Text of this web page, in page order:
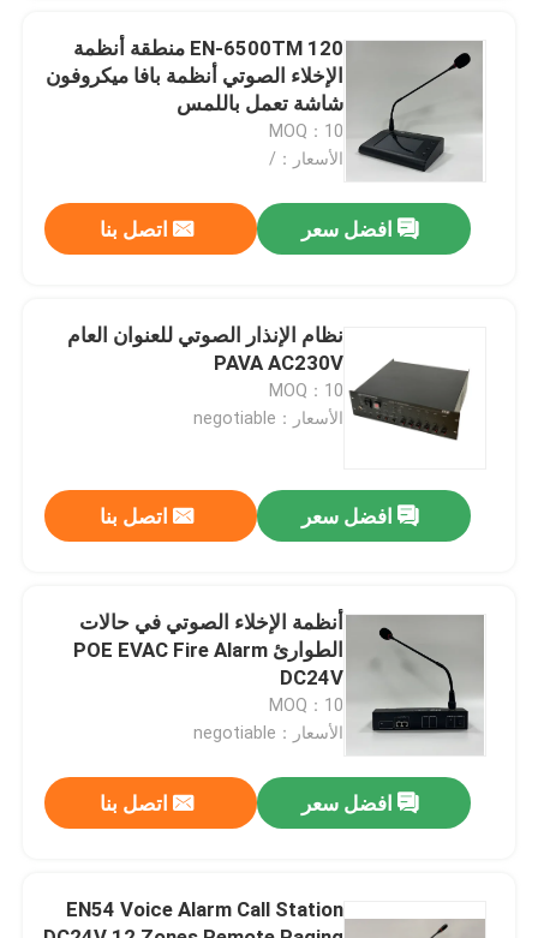
بيت
أشرطة فيديو
جولة في المعمل
رقابة جودة
اتصل بنا
أخبار
مضخم نظام PA
EN-6500TM 120 منطقة أنظمة
الإخلاء الصوتي أنظمة بافا ميكروفون
شاشة تعمل باللمس
MOQ：10
الأسعار：/
افضل سعر اتصل بنا
نظام الإنذار الصوتي للعنوان العام
PAVA AC230V
MOQ：10
الأسعار：negotiable
افضل سعر اتصل بنا
أنظمة الإخلاء الصوتي في حالات
الطوارئ POE EVAC Fire Alarm
DC24V
MOQ：10
الأسعار：negotiable
افضل سعر اتصل بنا
EN54 Voice Alarm Call Station